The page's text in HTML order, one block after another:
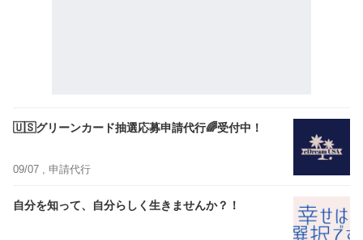
🇺🇸グリーンカード抽選応募申請代行🌈受付中！
09/07 , 申請代行
自分を知って、自分らしく生きませんか？！